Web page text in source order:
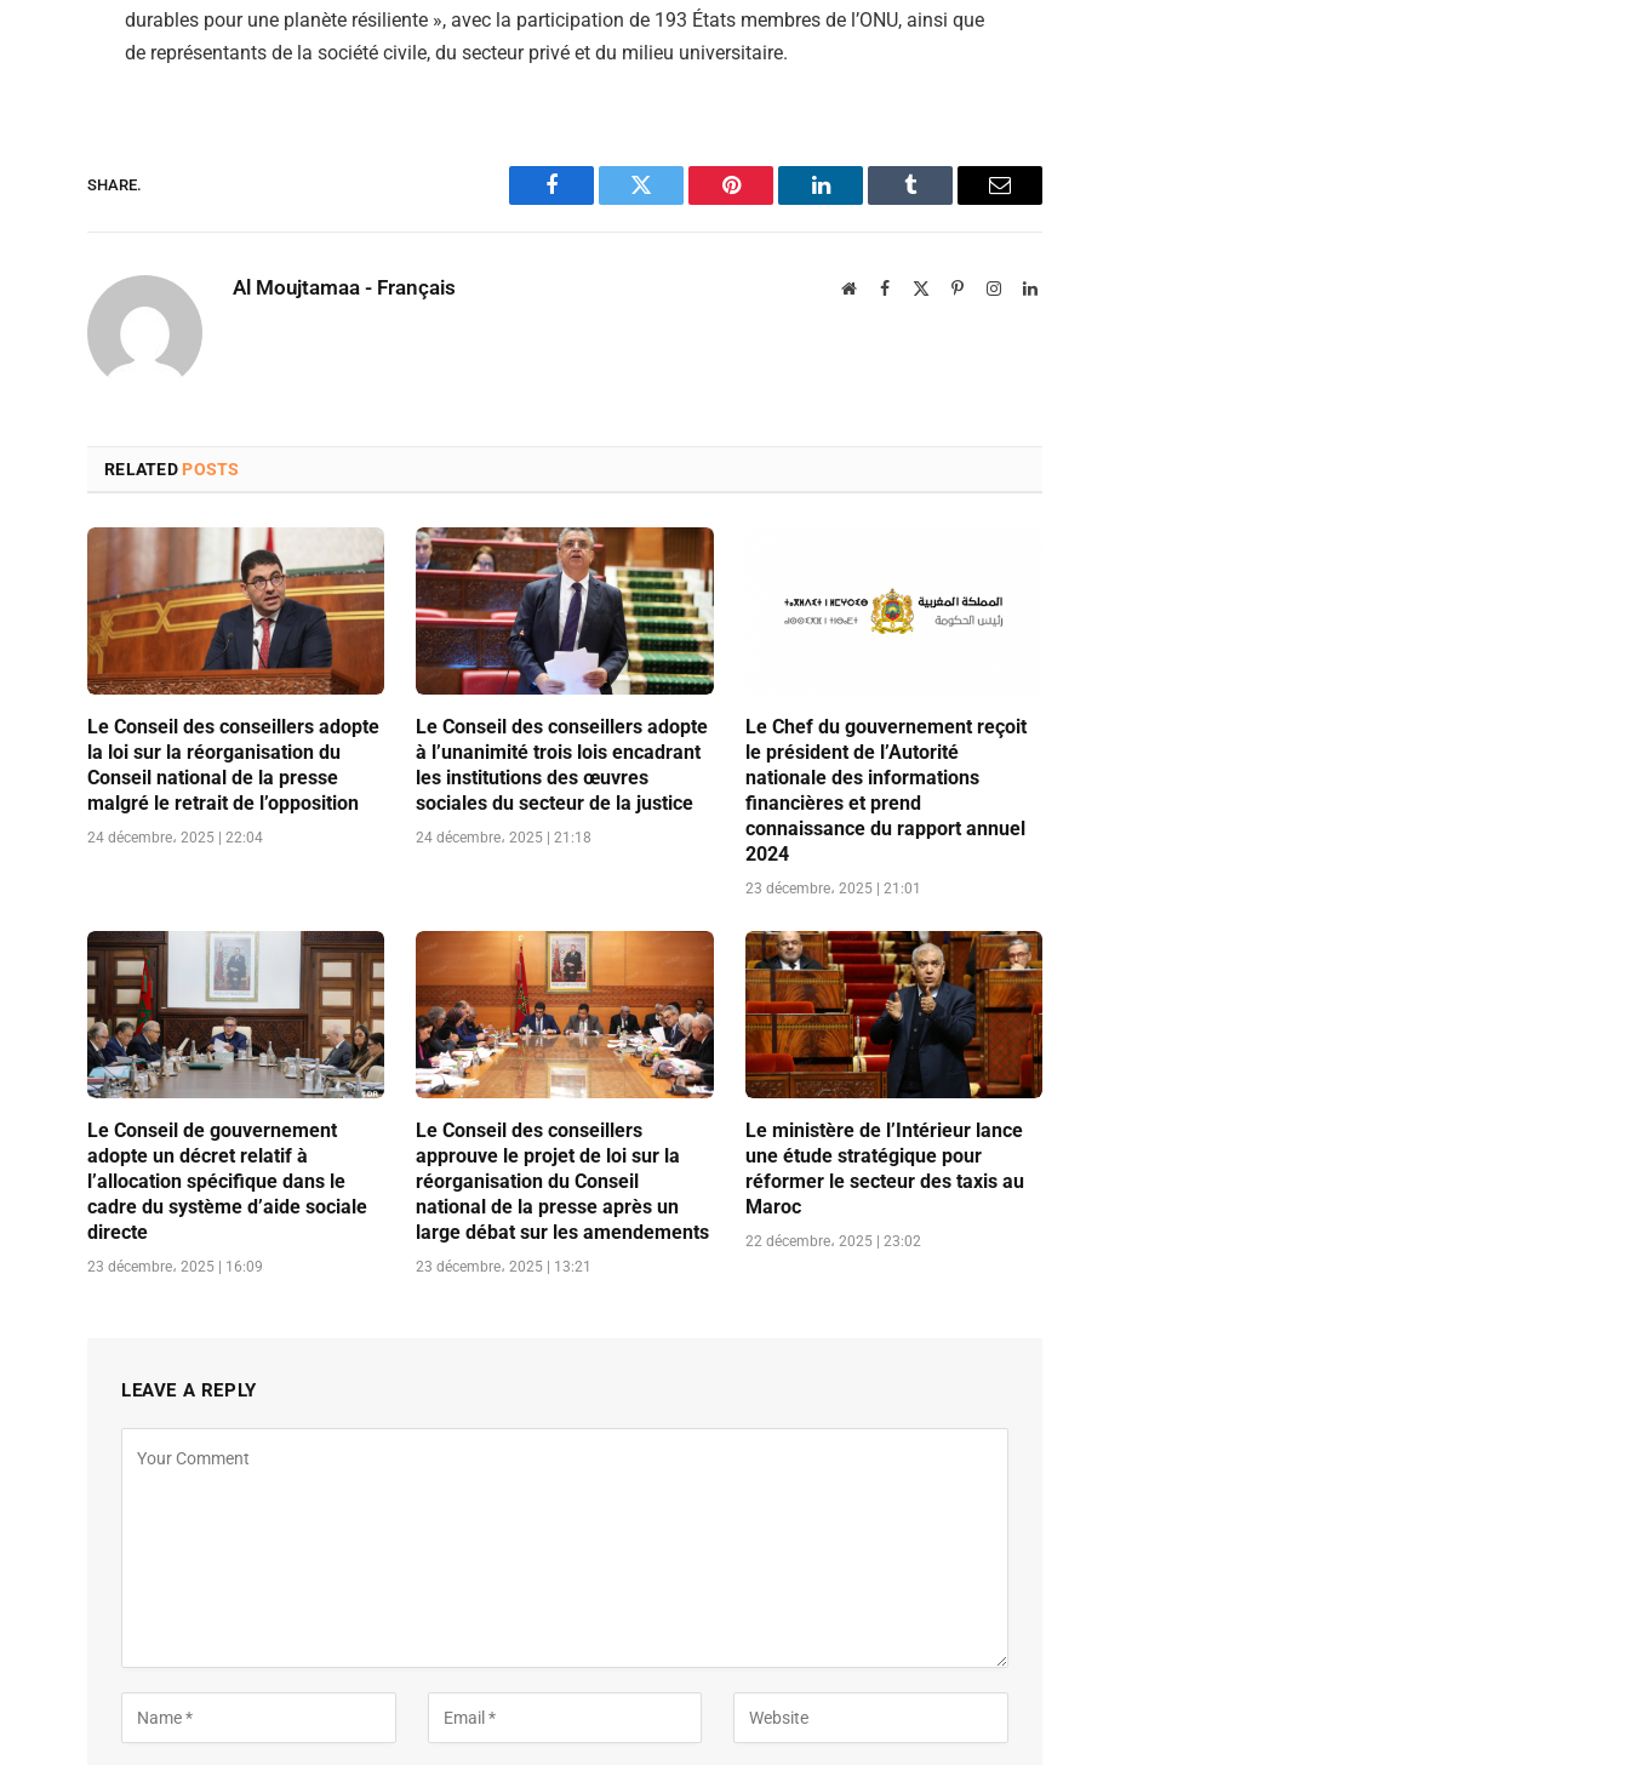
durables pour une planète résiliente », avec la participation de 193 États membres de l’ONU, ainsi que
de représentants de la société civile, du secteur privé et du milieu universitaire.
SHARE.
Facebook Twitter Pinterest LinkedIn Tumblr Email
Al Moujtamaa - Français WebsiteFacebook PinterestInstagramLinkedIn
RELATED POSTS
Le Conseil des conseillers adopte
la loi sur la réorganisation du
Conseil national de la presse
malgré le retrait de l’opposition
24 décembre، 2025 | 22:04
Le Conseil des conseillers adopte
à l’unanimité trois lois encadrant
les institutions des œuvres
sociales du secteur de la justice
24 décembre، 2025 | 21:18
Le Chef du gouvernement reçoit
le président de l’Autorité
nationale des informations
financières et prend
connaissance du rapport annuel
2024
23 décembre، 2025 | 21:01
Le Conseil de gouvernement
adopte un décret relatif à
l’allocation spécifique dans le
cadre du système d’aide sociale
directe
23 décembre، 2025 | 16:09
Le Conseil des conseillers
approuve le projet de loi sur la
réorganisation du Conseil
national de la presse après un
large débat sur les amendements
23 décembre، 2025 | 13:21
Le ministère de l’Intérieur lance
une étude stratégique pour
réformer le secteur des taxis au
Maroc
22 décembre، 2025 | 23:02
LEAVE A REPLY